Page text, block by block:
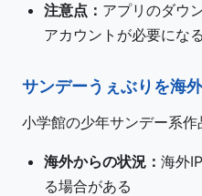
注意点： アプリのダウ
アカウントが必要にな
サンデーうぇぶりを海
小学館の少年サンデー系作
海外からの状況： 海外
る場合がある